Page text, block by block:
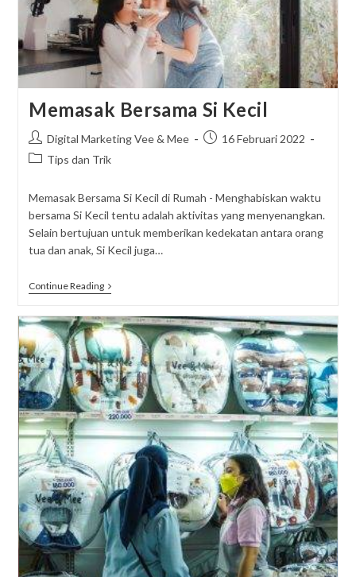
Memasak Bersama Si Kecil
Post
author:
Digital Marketing Vee & Mee
Post16 Februari 2022
PostTips dan Trik
Memasak Bersama Si Kecil di Rumah - Menghabiskan waktu
bersama Si Kecil tentu adalah aktivitas yang menyenangkan.
Selain bertujuan untuk memberikan kedekatan antara orang
tua dan anak, Si Kecil juga…
Continue ReadingMemasak
Bersama
Kecil